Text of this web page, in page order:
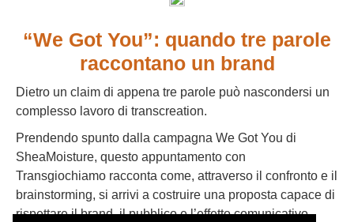
“We Got You”: quando tre parole
raccontano un brand
Dietro un claim di appena tre parole può nascondersi un
complesso lavoro di transcreation.
Prendendo spunto dalla campagna We Got You di
SheaMoisture, questo appuntamento con
Transgiochiamo racconta come, attraverso il confronto e il
brainstorming, si arrivi a costruire una proposta capace di
rispettare il brand, il pubblico e l’effetto comunicativo